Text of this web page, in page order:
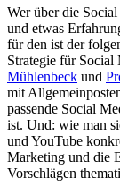
Wer über die
und etwas
für den ist der
Strategie für
Mühlenbeck und
mit
passende Social
ist. Und: wie man
und YouTube
Marketing und die
Vorschlägen